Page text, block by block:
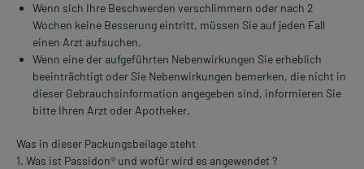
Wenn sich Ihre Beschwerden verschlimmern oder nach 2
Wochen keine Besserung eintritt, müssen Sie auf jeden Fall
einen Arzt aufsuchen.
Wenn eine der aufgeführten Nebenwirkungen Sie erheblich
beeinträchtigt oder Sie Nebenwirkungen bemerken, die nicht in
dieser Gebrauchsinformation angegeben sind, informieren Sie
bitte Ihren Arzt oder Apotheker.
Was in dieser Packungsbeilage steht
1. Was ist Passidon® und wofür wird es angewendet ?